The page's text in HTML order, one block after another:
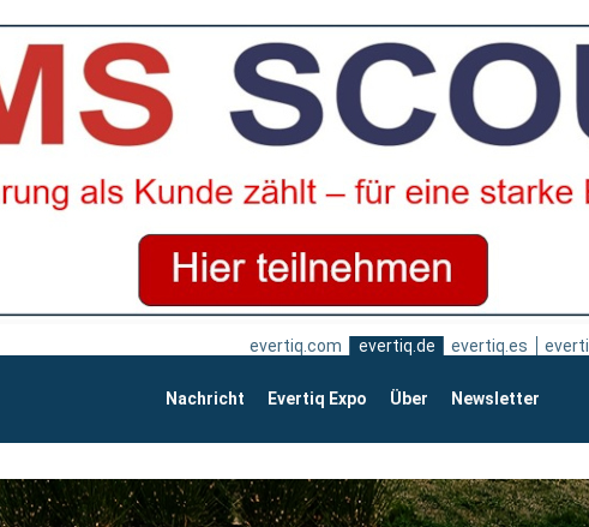
evertiq.com evertiq.de evertiq.es
Nachricht Evertiq Expo Über Newsletter